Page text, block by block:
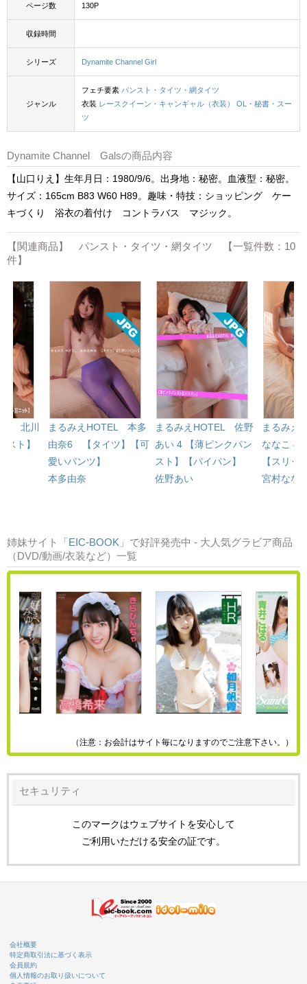
ページ数 130P
収録時間
シリーズ Dynamite Channel Girl
ジャンル
フェチ要素 パンスト・タイツ・網タイツ
衣装 レースクイーン・キャンギャル（衣装）
OL・秘書・スー
ツ
Dynamite Channel Galsの商品内容
【山口りえ】生年月日：1980/9/6。出身地：秘密。血液型：秘密。
サイズ：165cm B83 W60 H89。趣味・特技：ショッピング ケー
キづくり 浴衣の着付け コントラバス マジック。
【関連商品】 パンスト・タイツ・網タイツ 【一覧件数：10
件】
北川
ト】
まるみえHOTEL 本多
由奈6 【タイツ】【可
愛いパンツ】
本多由奈
まるみえHOTEL 佐野
あい 4 【薄ピンクパン
スト】【パイパン】
佐野あい
まるみえ
ななこ 4
【スリッ
宮村なな
姉妹サイト「EIC-BOOK 」で好評発売中 - 大人気グラビア商品
（DVD/動画/衣装など）一覧
（注意：お会計はサイト毎になりますのでご注意下さい。）
セキュリティ
このマークはウェブサイトを安心して
ご利用いただける安全の証です。
会社概要
特定商取引法に基づく表示
会員規約
個人情報のお取り扱いについて